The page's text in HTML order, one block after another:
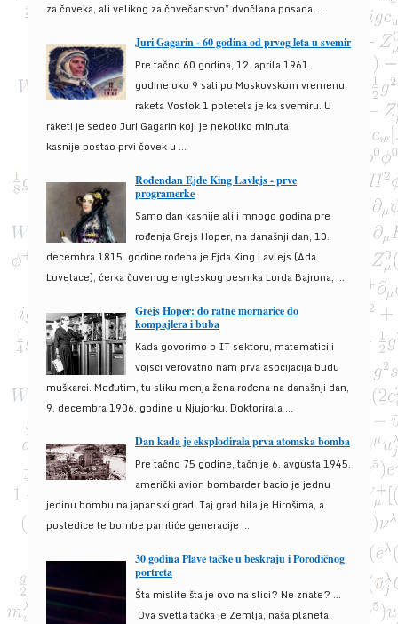
za čoveka, ali velikog za čovečanstvo” dvočlana posada ...
Juri Gagarin - 60 godina od prvog leta u svemir
Pre tačno 60 godina, 12. aprila 1961.
godine oko 9 sati po Moskovskom vremenu,
raketa Vostok 1 poletela je ka svemiru. U
raketi je sedeo Juri Gagarin koji je nekoliko minuta
kasnije postao prvi čovek u ...
Rođendan Ejde King Lavlejs - prve
programerke
Samo dan kasnije ali i mnogo godina pre
rođenja Grejs Hoper, na današnji dan, 10.
decembra 1815. godine rođena je Ejda King Lavlejs (Ada
Lovelace), ćerka čuvenog engleskog pesnika Lorda Bajrona, ...
Grejs Hoper: do ratne mornarice do
kompajlera i buba
Kada govorimo o IT sektoru, matematici i
vojsci verovatno nam prva asocijacija budu
muškarci. Međutim, tu sliku menja žena rođena na današnji dan,
9. decembra 1906. godine u Njujorku. Doktorirala ...
Dan kada je eksplodirala prva atomska bomba
Pre tačno 75 godine, tačnije 6. avgusta 1945.
američki avion bombarder bacio je jednu
jedinu bombu na japanski grad. Taj grad bila je Hirošima, a
posledice te bombe pamtiće generacije ...
30 godina Plave tačke u beskraju i Porodičnog
portreta
Šta mislite šta je ovo na slici? Ne znate? …
Ova svetla tačka je Zemlja, naša planeta.